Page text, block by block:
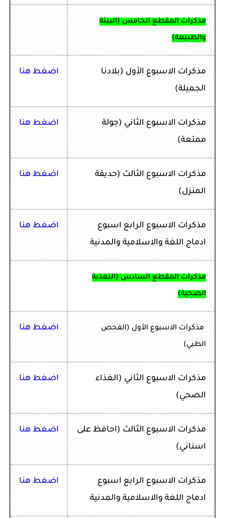
مذكرات المقطع الخامس (البيئة
والطبيعة)
مذكرات الاسبوع الأول (بلادنا
الجميلة)
اضغط هنا
مذكرات الاسبوع الثاني (جولة
ممتعة)
اضغط هنا
مذكرات الاسبوع الثالث (حديقة
المنزل)
اضغط هنا
مذكرات الاسبوع الرابع اسبوع
ادماج اللغة والاسلامية والمدنية
اضغط هنا
مذكرات المقطع السادس (التغذية
الصحية)
مذكرات الاسبوع الأول (الفحص
الطبي)
اضغط هنا
مذكرات الاسبوع الثاني (الغذاء
الصحي)
اضغط هنا
مذكرات الاسبوع الثالث (احافظ على
اسناني)
اضغط هنا
مذكرات الاسبوع الرابع اسبوع
ادماج اللغة والاسلامية والمدنية
اضغط هنا